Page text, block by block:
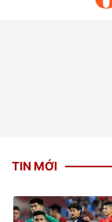
TIN MỚI